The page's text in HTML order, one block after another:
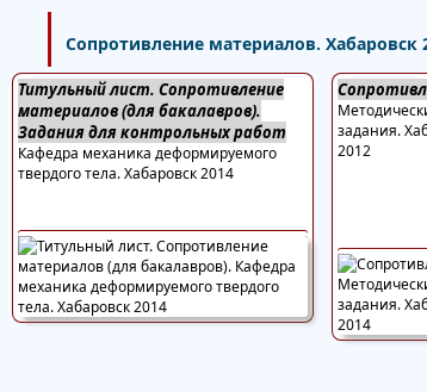
Сопротивление материалов. Хабаровск
Титульный лист. Сопротивление
материалов (для бакалавров).
Задания для контрольных работ
Кафедра механика деформируемого
твердого тела. Хабаровск 2014
задания.
2012